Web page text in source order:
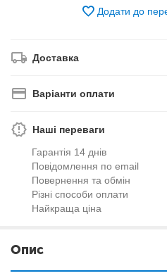
Додати до
Доставка
Варіанти оплати
Наші переваги
Гарантія 14 днів
Повідомлення по email
Повернення та обмін
Різні способи оплати
Найкраща ціна
Опис